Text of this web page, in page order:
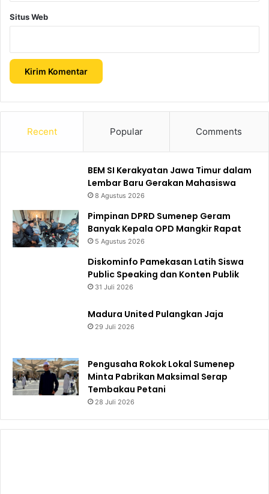
Situs Web
Recent Popular Comments
BEM SI Kerakyatan Jawa Timur dalam
Lembar Baru Gerakan Mahasiswa
8 Agustus 2026
Pimpinan DPRD Sumenep Geram
Banyak Kepala OPD Mangkir Rapat
5 Agustus 2026
Diskominfo Pamekasan Latih Siswa
Public Speaking dan Konten Publik
31 Juli 2026
Madura United Pulangkan Jaja
29 Juli 2026
Pengusaha Rokok Lokal Sumenep
Minta Pabrikan Maksimal Serap
Tembakau Petani
28 Juli 2026